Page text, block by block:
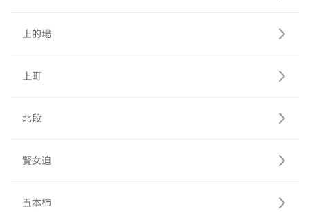
上的場
上町
北段
賢女迫
五本柿